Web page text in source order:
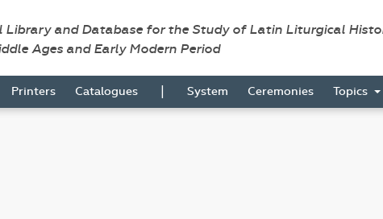
Library and Database for the Study of Latin Liturgical
Ages and Early Modern Period
Printers Catalogues | System Ceremonies Topics